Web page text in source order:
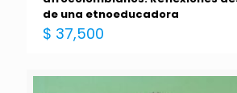
de una etnoeducadora
$ 37,500